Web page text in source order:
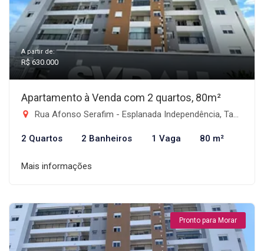
A partir de:
R$ 630.000
Apartamento à Venda com 2 quartos, 80m²
Rua Afonso Serafim - Esplanada Independência, Taubaté-SP
2 Quartos 2 Banheiros 1 Vaga 80 m²
Mais informações
Pronto para Morar